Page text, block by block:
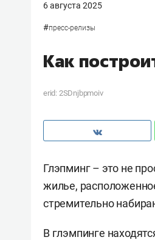
6 августа 2025
#пресс-релизы
Как
erid: 2SDnjbpmoiv
Глэпминг – это не
жилье,
стремительно
В глэмпинге